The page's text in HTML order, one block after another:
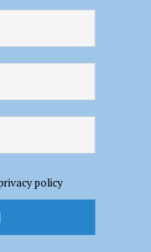
dato la vita fornendo un
Luca Di
policy